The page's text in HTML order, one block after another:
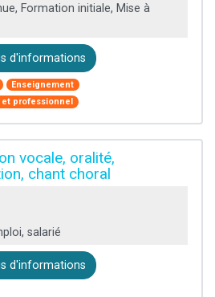
Formation initiale, Mise à
d'informations
Enseignement
professionnel
vocale, oralité,
chant choral
salarié
d'informations